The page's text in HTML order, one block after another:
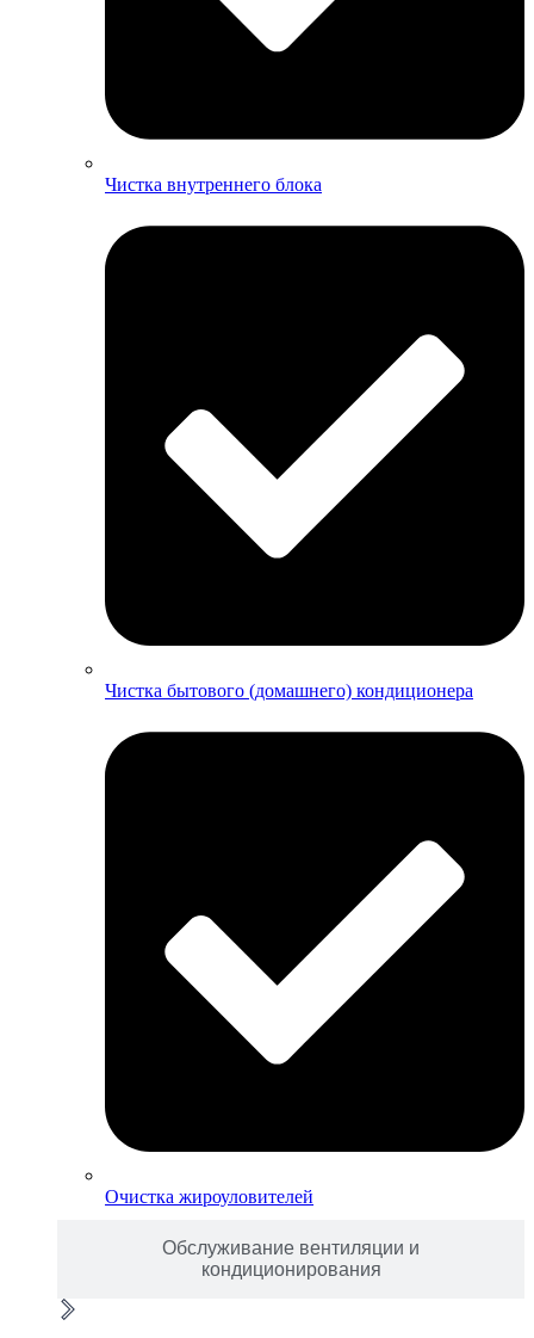
Обслуживание вентиляции и
кондиционирования
Чистка внутреннего блока
Чистка бытового (домашнего) кондиционера
Очистка жироуловителей